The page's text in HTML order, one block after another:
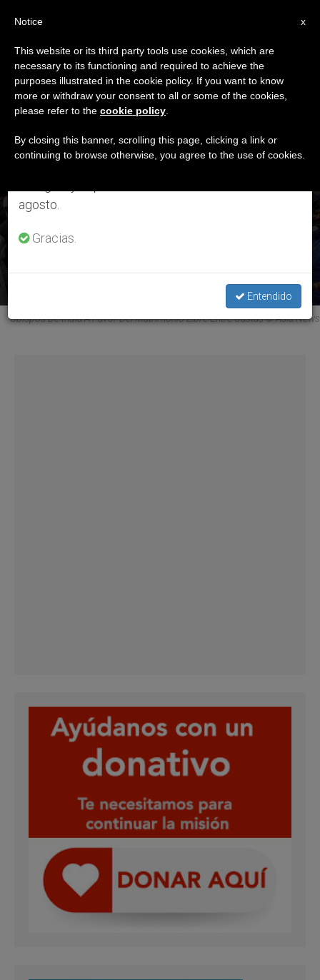
ETIQUETA
Posts Tagged
‘Mangalore’
ÚLTIMAS NOTICIAS
India: Nuevo obispo en Mangalore y renuncia del obispo de
Palayamkottai
ROSA DIE ALCOLEA
Obispos De India A Favor Del Matrimonio Libre Entre Castas © Asia News
×
Aviso importante
Del 27 de julio al 7 de agosto haremos la pausa
anual, aprovechando que en el periodo de verano
se generan menos informaciones y también el
agosto.
Gracias.
Entendido
x
Notice
This website or its third party tools use cookies, which are
necessary to its functioning and required to achieve the
purposes illustrated in the cookie policy. If you want to know
more or withdraw your consent to all or some of the cookies,
please refer to the cookie policy
By closing this banner, scrolling this page, clicking a link or
continuing to browse otherwise, you agree to the use of cookies.